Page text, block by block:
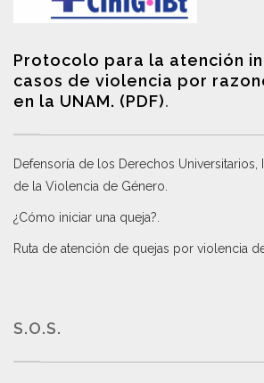
Protocolo para la atención
casos de violencia por
en la UNAM. (PDF).
Defensoría de los Derechos Universitarios,
de la Violencia de Género.
¿Cómo iniciar una queja?.
Ruta de atención de quejas por violencia
S.O.S.